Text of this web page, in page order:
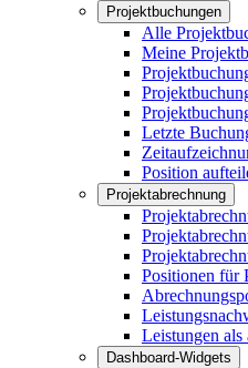
Projektbuchungen
Alle
Meine
Letzte
Position
Projektabrechnung
Positionen für
Leistungen als
Dashboard-Widgets